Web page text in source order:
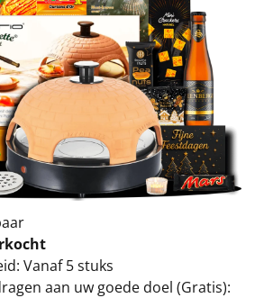
Vanaf 5 stuks
aan uw goede doel (Gratis):